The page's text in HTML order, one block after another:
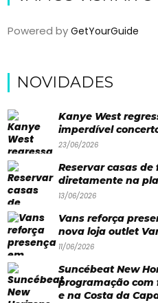
Powered byGetYourGuide
NOVIDADES
Kanye West
imperdível
23/06/2026
Reservar casas
diretamente na
13/06/2026
Vans reforça
nova loja outlet
11/06/2026
Suncébeat New
programação com
e na Costa da